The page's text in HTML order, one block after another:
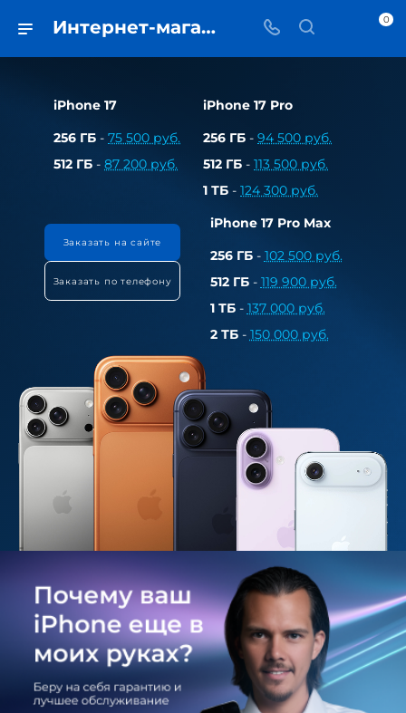
Интернет-магазин в Самаре • iЧехол • Брендовая электроника, смартфоны и аксессуары 0
iPhone 17
256 ГБ - 75 500 руб.
512 ГБ - 87 200 руб.
iPhone 17 Pro
256 ГБ - 94 500 руб.
512 ГБ - 113 500 руб.
1 ТБ - 124 300 руб.
iPhone 17 Pro Max
256 ГБ - 102 500 руб.
512 ГБ - 119 900 руб.
1 ТБ - 137 000 руб.
2 ТБ - 150 000 руб.
Заказать на сайте
Заказать по телефону